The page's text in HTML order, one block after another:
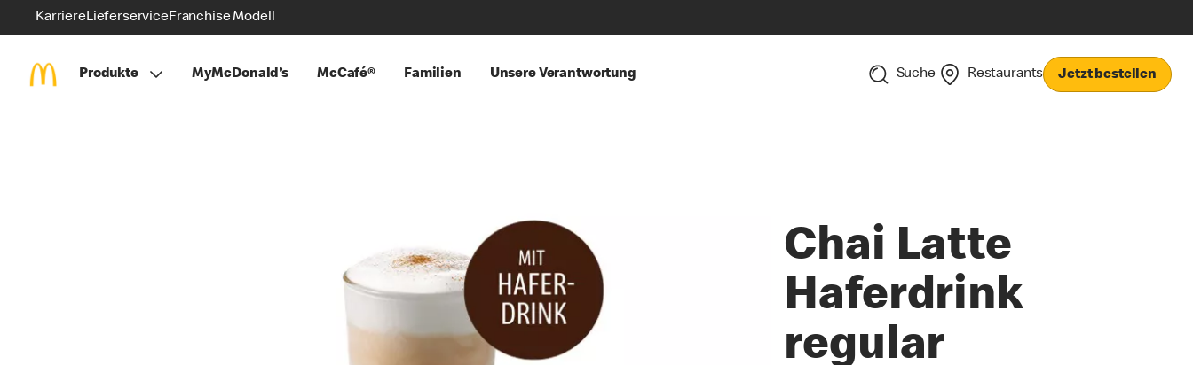
KarriereLieferserviceFranchise Modell
Produkte MyMcDonald’s McCafé® Familien Unsere Verantwortung Suche Restaurants Jetzt bestellen
Chai Latte
Haferdrink
regular